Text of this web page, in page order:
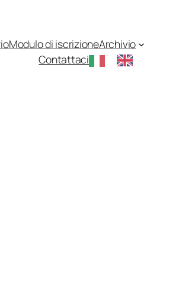
Modulo di iscrizioneArchivio
Contattaci